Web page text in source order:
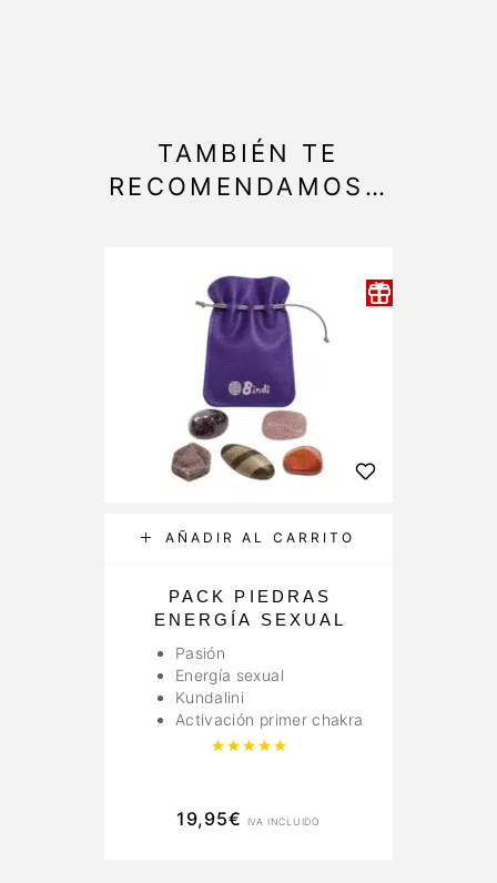
TAMBIÉN TE
RECOMENDAMOS…
AÑADIR AL CARRITO
PACK PIEDRAS
ENERGÍA SEXUAL
Pasión
Energía sexual
Kundalini
Activación primer chakra
Valorado con
19,95€ IVA INCLUIDO